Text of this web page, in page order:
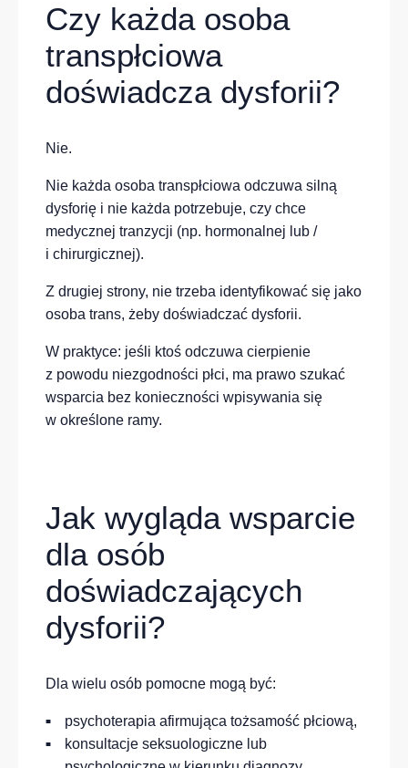
Czy każda osoba
transpłciowa
doświadcza dysforii?
Nie.
Nie każda osoba transpłciowa odczuwa silną
dysforię i nie każda potrzebuje, czy chce
medycznej tranzycji (np. hormonalnej lub /
i chirurgicznej).
Z drugiej strony, nie trzeba identyfikować się jako
osoba trans, żeby doświadczać dysforii.
W praktyce: jeśli ktoś odczuwa cierpienie
z powodu niezgodności płci, ma prawo szukać
wsparcia bez konieczności wpisywania się
w określone ramy.
Jak wygląda wsparcie
dla osób
doświadczających
dysforii?
Dla wielu osób pomocne mogą być:
psychoterapia afirmująca tożsamość płciową,
konsultacje seksuologiczne lub